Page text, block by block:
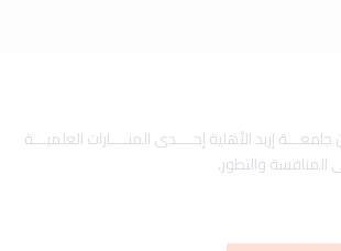
إربد الأهلية إحــــدى المنــــارات العلميـــة
المنافسة والتطور.